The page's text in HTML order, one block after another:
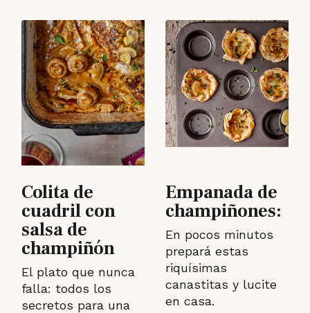
Colita de
cuadril con
salsa de
champiñón
El plato que nunca
falla: todos los
secretos para una
Empanada de
champiñones:
En pocos minutos
prepará estas
riquísimas
canastitas y lucite
en casa.